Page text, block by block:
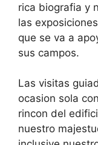
rica biografia y
las
que se va a
sus campos.
Las visitas
ocasion sola
rincon del
nuestro